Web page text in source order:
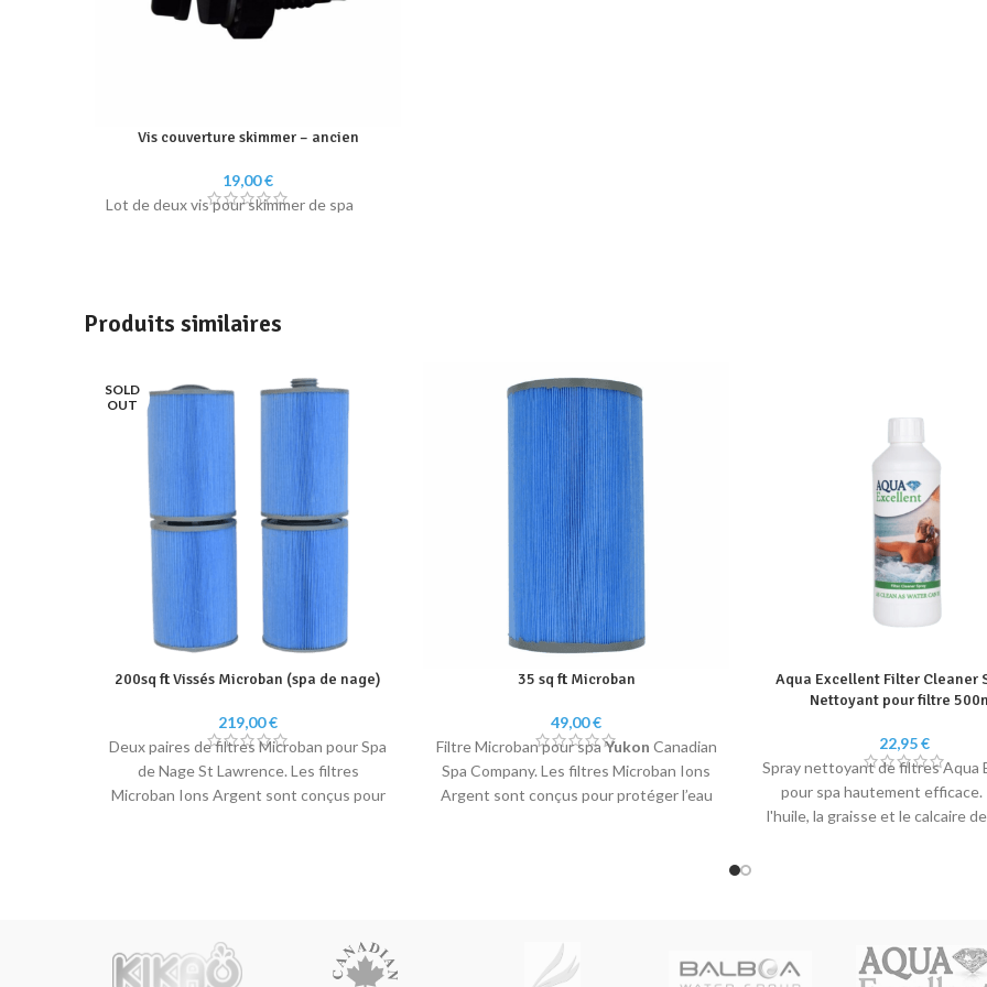
Vis couverture skimmer – ancien
19,00€
Lot de deux vis pour skimmer de spa
Produits similaires
SOLD
OUT
200sq ft Vissés Microban (spa de nage)
219,00€
Deux paires de filtres Microban pour Spa
de Nage St Lawrence. Les filtres
Microban Ions Argent sont conçus pour
l’utilisation d’ions d’argent, qui sont
connus pour leur capacité à tuer les
35 sq ft Microban
49,00€
Filtre Microban pour spaYukon Canadian
Spa Company. Les filtres Microban Ions
Argent sont conçus pour protéger l’eau
capacité à tuer les micro-organismes.Les
Aqua Excellent Filter Cleaner
Nettoyant pour filtre
22,95€
Spray nettoyant de filtres Aqua
pour spa hautement efficace.
l'huile, la graisse et le calcaire